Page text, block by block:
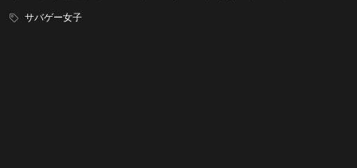
サバゲー女子